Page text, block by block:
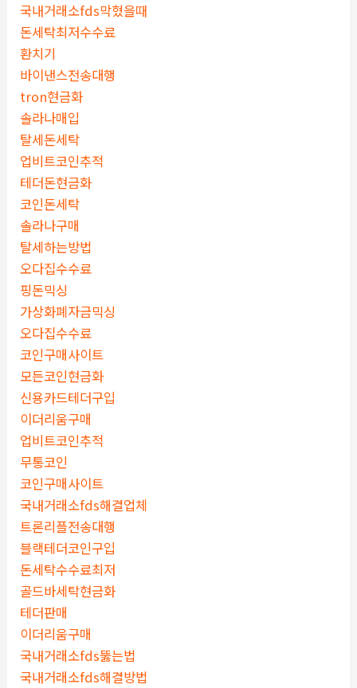
국내거래소fds막혔을때
돈세탁최저수수료
환치기
바이낸스전송대행
tron현금화
솔라나매입
탈세돈세탁
업비트코인추적
테더돈현금화
코인돈세탁
솔라나구매
탈세하는방법
오다집수수료
핑돈믹싱
가상화폐자금믹싱
오다집수수료
코인구매사이트
모든코인현금화
신용카드테더구입
이더리움구매
업비트코인추적
무통코인
코인구매사이트
국내거래소fds해결업체
트론리플전송대행
블랙테더코인구입
돈세탁수수료최저
골드바세탁현금화
테더판매
이더리움구매
국내거래소fds뚫는법
국내거래소fds해결방법